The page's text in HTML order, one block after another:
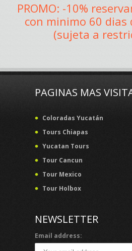
PROMO: -10%
con minimo 60 dias
(sujeta a
PAGINAS MAS
Coloradas Yucatán
Tours Chiapas
Yucatan Tours
Tour Cancun
Tour Mexico
Tour Holbox
NEWSLETTER
Email address: